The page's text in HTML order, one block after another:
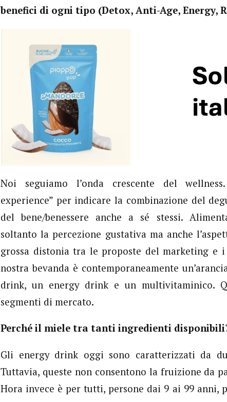
benefici di ogni tipo (Detox, Anti-Age, Energy,
Noi seguiamo l’onda crescente del
experience” per indicare la combinazione del
del bene/benessere anche a sé stessi.
soltanto la percezione gustativa ma anche
grossa distonia tra le proposte del marketing e
nostra bevanda è contemporaneamente
drink, un energy drink e un multivitaminico.
segmenti di mercato.
Perché il miele tra tanti ingredienti
Gli energy drink oggi sono caratterizzati da
Tuttavia, queste non consentono la fruizione da
Hora invece è per tutti, persone dai 9 ai 99 anni,